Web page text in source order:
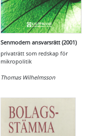
Senmodern ansvarsrätt (2001)
privaträtt som redskap för
mikropolitik
Thomas Wilhelmsson